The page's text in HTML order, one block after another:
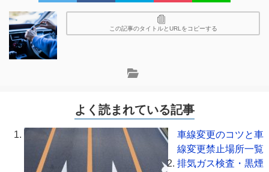
この記事のタイトルとURLをコピーする
よく読まれている記事
車線変更のコツと車
線変更禁止場所一覧
排気ガス検査・黒煙